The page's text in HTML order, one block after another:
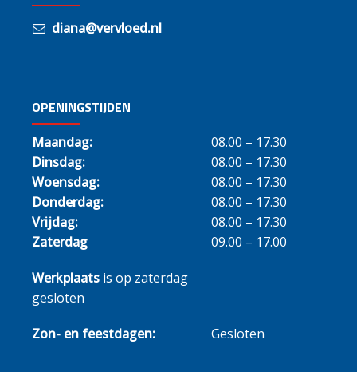
diana@vervloed.nl
OPENINGSTIJDEN
Maandag:
08.00 – 17.30
Dinsdag:
08.00 – 17.30
Woensdag:
08.00 – 17.30
Donderdag:
08.00 – 17.30
Vrijdag:
08.00 – 17.30
Zaterdag
09.00 – 17.00
Werkplaats is op zaterdag
gesloten
Zon- en feestdagen: Gesloten